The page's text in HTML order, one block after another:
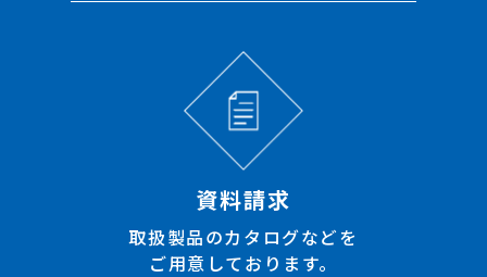
資料請求
取扱製品のカタログなどを
ご用意しております。